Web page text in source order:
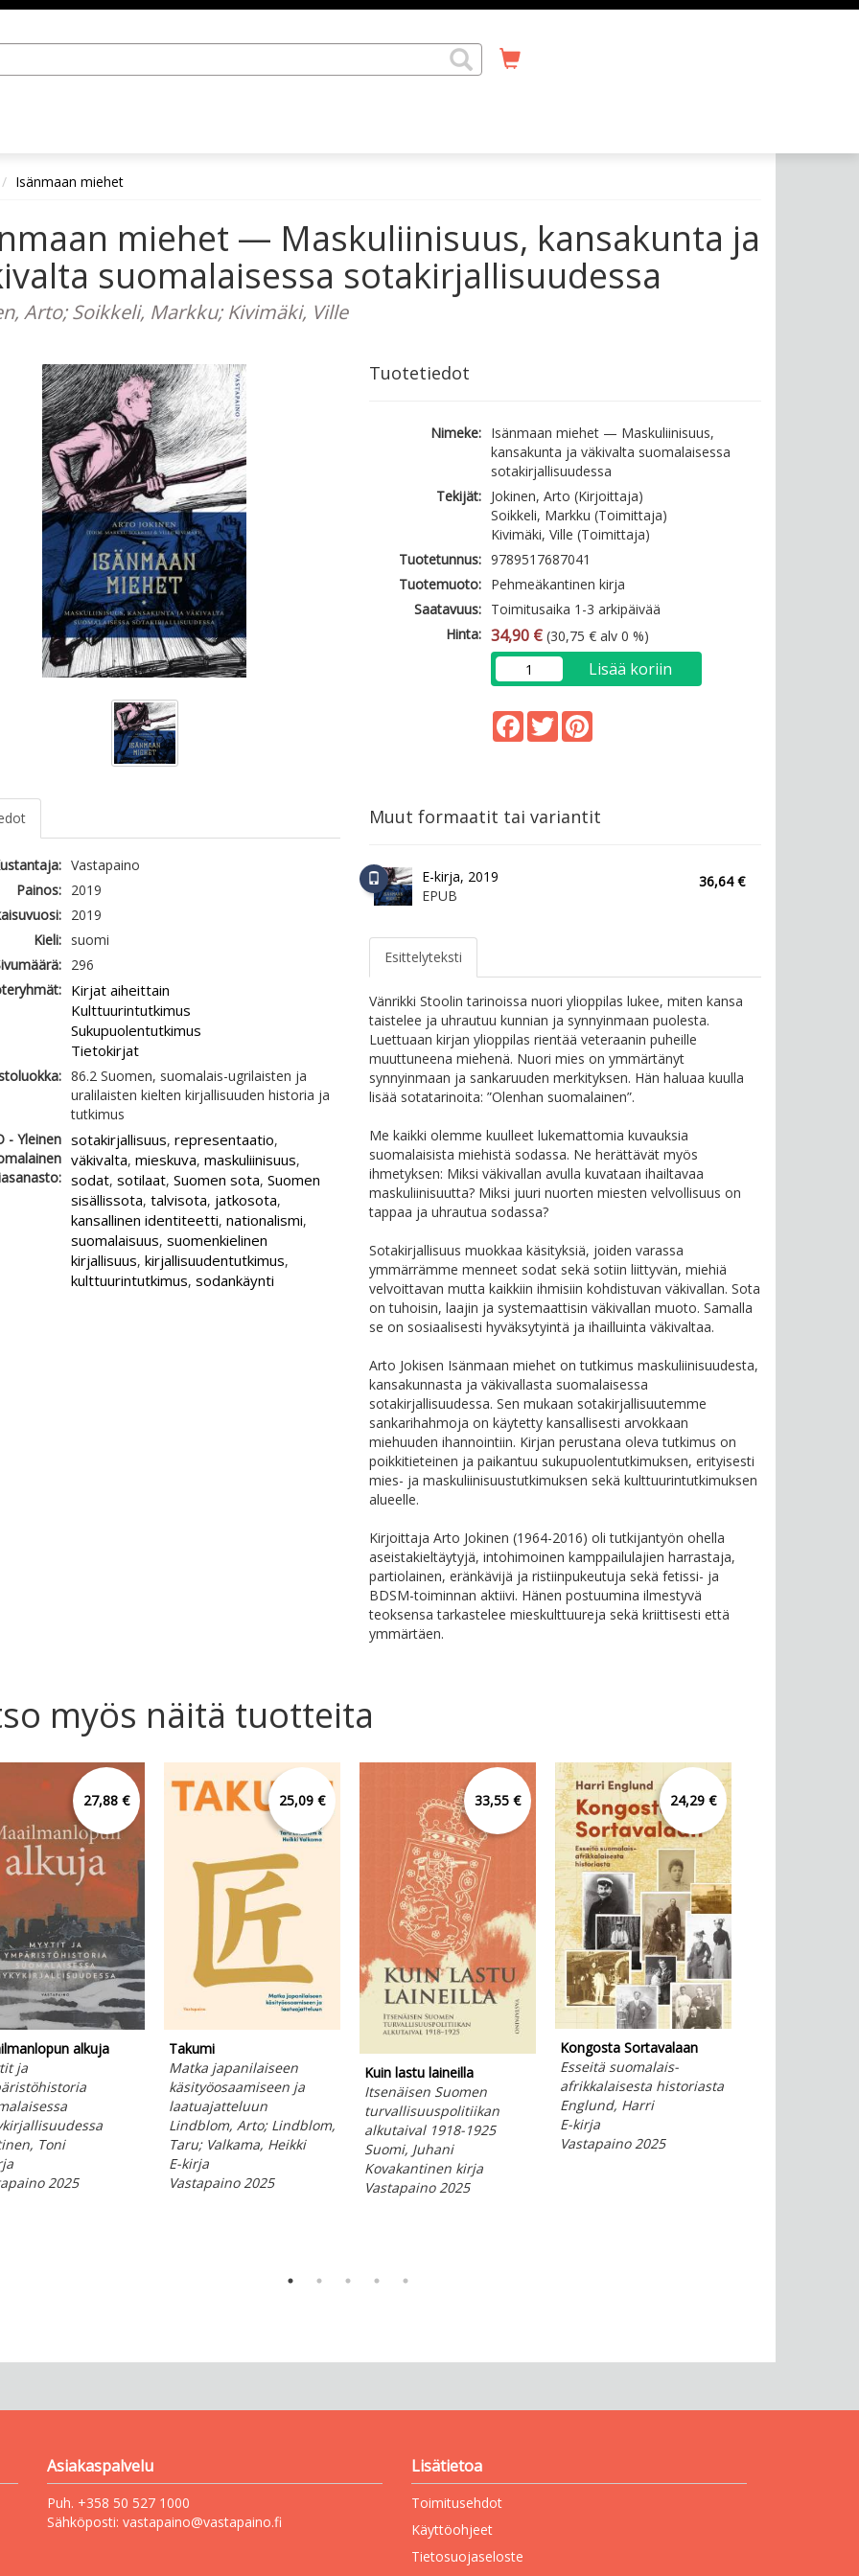
Isänmaan miehet
miehet — Maskuliinisuus, kansakunta ja
suomalaisessa sotakirjallisuudessa
Arto; Soikkeli, Markku; Kivimäki, Ville
Tuotetiedot
Nimeke: Isänmaan miehet — Maskuliinisuus,
kansakunta ja väkivalta suomalaisessa
sotakirjallisuudessa
Tekijät: Jokinen, Arto (Kirjoittaja)
Soikkeli, Markku (Toimittaja)
Kivimäki, Ville (Toimittaja)
Tuotetunnus: 9789517687041
Tuotemuoto: Pehmeäkantinen kirja
Saatavuus: Toimitusaika 1-3 arkipäivää
Hinta: 34,90 € (30,75 € alv 0 %)
Lisää koriin
Facebook
Twitter
Vastapaino
Painos:
2019
2019
Kieli:
suomi
296
Kirjat aiheittain
Kulttuurintutkimus
Sukupuolentutkimus
Tietokirjat
86.2 Suomen, suomalais-ugrilaisten ja
uralilaisten kielten kirjallisuuden historia ja
tutkimus
- Yleinen sotakirjallisuus, representaatio,
väkivalta, mieskuva, maskuliinisuus,
sodat, sotilaat, Suomen sota, Suomen
sisällissota, talvisota, jatkosota,
kansallinen identiteetti, nationalismi,
suomalaisuus, suomenkielinen
kirjallisuus, kirjallisuudentutkimus,
kulttuurintutkimus, sodankäynti
Muut formaatit tai variantit
E-kirja, 2019
EPUB
36,64 €
Esittelyteksti
Vänrikki Stoolin tarinoissa nuori ylioppilas lukee, miten kansa
taistelee ja uhrautuu kunnian ja synnyinmaan puolesta.
Luettuaan kirjan ylioppilas rientää veteraanin puheille
muuttuneena miehenä. Nuori mies on ymmärtänyt
synnyinmaan ja sankaruuden merkityksen. Hän haluaa kuulla
lisää sotatarinoita: ”Olenhan suomalainen”.
Me kaikki olemme kuulleet lukemattomia kuvauksia
suomalaisista miehistä sodassa. Ne herättävät myös
ihmetyksen: Miksi väkivallan avulla kuvataan ihailtavaa
maskuliinisuutta? Miksi juuri nuorten miesten velvollisuus on
tappaa ja uhrautua sodassa?
Sotakirjallisuus muokkaa käsityksiä, joiden varassa
ymmärrämme menneet sodat sekä sotiin liittyvän, miehiä
velvoittavan mutta kaikkiin ihmisiin kohdistuvan väkivallan. Sota
on tuhoisin, laajin ja systemaattisin väkivallan muoto. Samalla
se on sosiaalisesti hyväksytyintä ja ihailluinta väkivaltaa.
Arto Jokisen Isänmaan miehet on tutkimus maskuliinisuudesta,
kansakunnasta ja väkivallasta suomalaisessa
sotakirjallisuudessa. Sen mukaan sotakirjallisuutemme
sankarihahmoja on käytetty kansallisesti arvokkaan
miehuuden ihannointiin. Kirjan perustana oleva tutkimus on
poikkitieteinen ja paikantuu sukupuolentutkimuksen, erityisesti
mies- ja maskuliinisuustutkimuksen sekä kulttuurintutkimuksen
alueelle.
Kirjoittaja Arto Jokinen (1964-2016) oli tutkijantyön ohella
aseistakieltäytyjä, intohimoinen kamppailulajien harrastaja,
partiolainen, eränkävijä ja ristiinpukeutuja sekä fetissi- ja
BDSM-toiminnan aktiivi. Hänen postuumina ilmestyvä
teoksensa tarkastelee mieskulttuureja sekä kriittisesti että
ymmärtäen.
myös näitä tuotteita
27,88 €
alkuja
ja
Toni
2025
25,09 €
Takumi
Matka japanilaiseen
käsityöosaamiseen ja
laatuajatteluun
Lindblom, Arto; Lindblom,
Taru; Valkama, Heikki
E-kirja
Vastapaino 2025
33,55 €
Kuin lastu laineilla
Itsenäisen Suomen
turvallisuuspolitiikan
alkutaival 1918-1925
Suomi, Juhani
Kovakantinen kirja
Vastapaino 2025
24,29 €
Kongosta Sortavalaan
Esseitä suomalais-
afrikkalaisesta historiasta
Englund, Harri
E-kirja
Vastapaino 2025
Asiakaspalvelu
Puh. +358 50 527 1000
Sähköposti: vastapaino@vastapaino.fi
Lisätietoa
Toimitusehdot
Käyttöohjeet
Tietosuojaseloste